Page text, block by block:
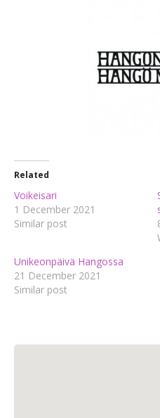
Related
Voikeisari
1 December 2021
Similar post
Unikeonpäivä Hangossa
21 December 2021
Similar post